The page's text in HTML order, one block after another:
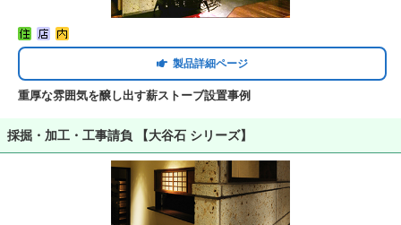
製品詳細ページ
重厚な雰囲気を醸し出す薪ストーブ設置事例
採掘・加工・工事請負 【大谷石 シリーズ】